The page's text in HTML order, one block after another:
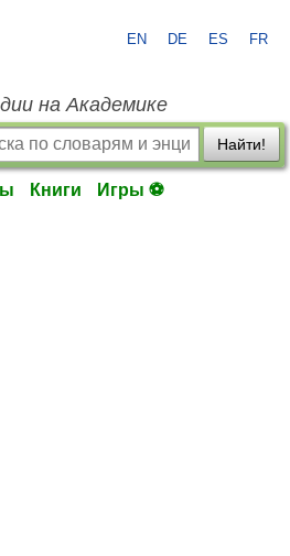
EN DE ES FR
на Академике
Найти!
Книги Игры ⚽